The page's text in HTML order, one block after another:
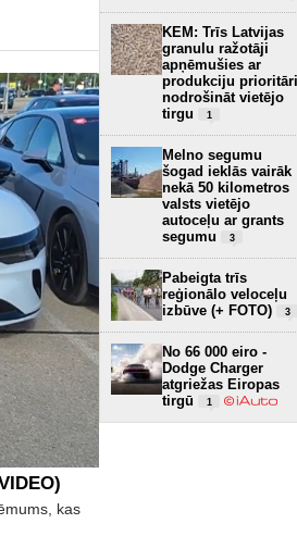
kas
KEM: Trīs Latvijas
granulu ražotāji
apņēmušies ar
produkciju prioritāri
nodrošināt vietējo
tirgu
1
Melno segumu
šogad ieklās vairāk
nekā 50 kilometros
valsts vietējo
autoceļu ar grants
segumu
3
Pabeigta trīs
reģionālo veloceļu
izbūve (+ FOTO)
3
No 66 000 eiro -
Dodge Charger
atgriežas Eiropas
tirgū
1